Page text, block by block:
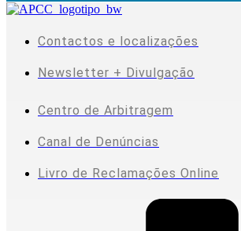
Contactos e localizações
Newsletter + Divulgação
Centro de Arbitragem
Canal de Denúncias
Livro de Reclamações Online